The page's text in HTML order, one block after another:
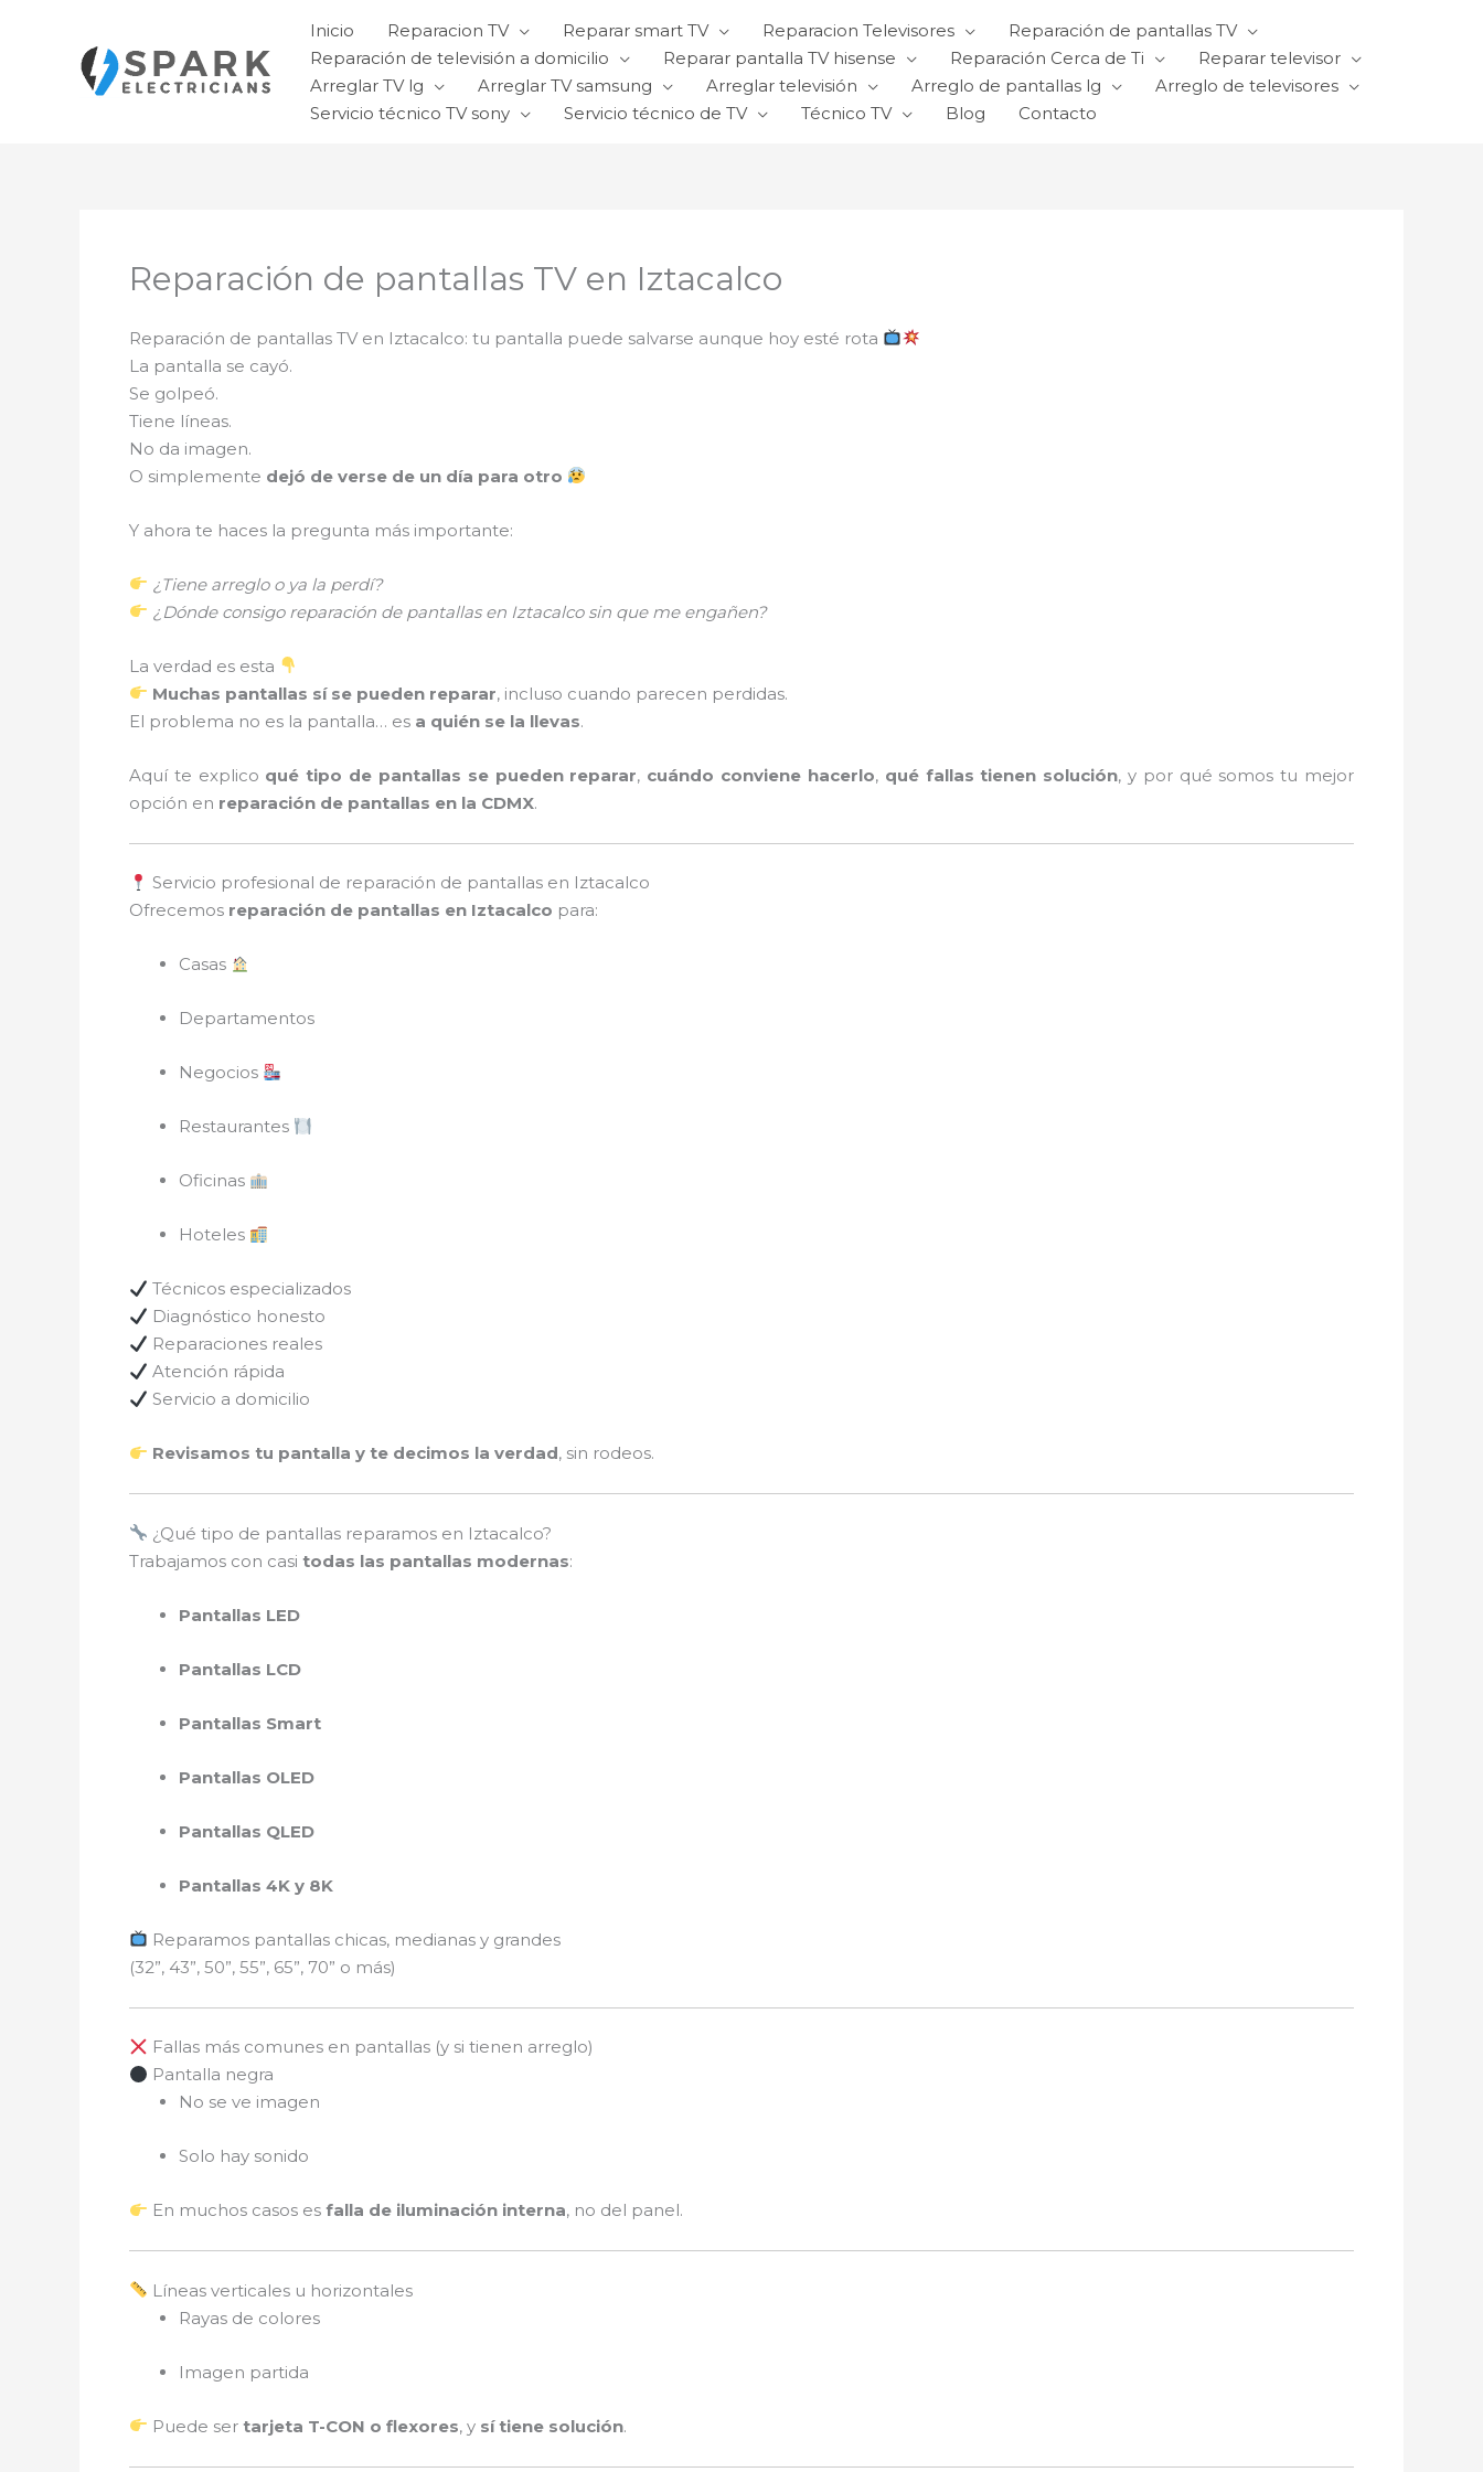
contenido
Inicio Reparacion TV Reparar smart TV Reparacion Televisores
Reparación de pantallas TV
Reparación de televisión a domicilio
Reparar pantalla TV hisense Reparación Cerca de Ti
Reparar televisor
Arreglar TV lg
Arreglar TV samsung Arreglar televisión Arreglo de pantallas lg
Arreglo de televisores
Servicio técnico TV sony
Servicio técnico de TV Técnico TV Blog Contacto
Reparación de pantallas TV en Iztacalco
Reparación de pantallas TV en Iztacalco: tu pantalla puede salvarse aunque hoy esté rota
La pantalla se cayó.
Se golpeó.
Tiene líneas.
No da imagen.
O simplemente dejó de verse de un día para otro
Y ahora te haces la pregunta más importante:
¿Tiene arreglo o ya la perdí?
¿Dónde consigo reparación de pantallas en Iztacalco sin que me engañen?
La verdad es esta
Muchas pantallas sí se pueden reparar, incluso cuando parecen perdidas.
El problema no es la pantalla… es a quién se la llevas.
Aquí te explico qué tipo de pantallas se pueden reparar, cuándo conviene hacerlo, qué fallas tienen solución, y por qué somos tu mejor
opción en reparación de pantallas en la CDMX.
Servicio profesional de reparación de pantallas en Iztacalco
Ofrecemos reparación de pantallas en Iztacalco para:
Casas
Departamentos
Negocios
Restaurantes
Oficinas
Hoteles
Técnicos especializados
Diagnóstico honesto
Reparaciones reales
Atención rápida
Servicio a domicilio
Revisamos tu pantalla y te decimos la verdad, sin rodeos.
¿Qué tipo de pantallas reparamos en Iztacalco?
Trabajamos con casi todas las pantallas modernas:
Pantallas LED
Pantallas LCD
Pantallas Smart
Pantallas OLED
Pantallas QLED
Pantallas 4K y 8K
Reparamos pantallas chicas, medianas y grandes
(32”, 43”, 50”, 55”, 65”, 70” o más)
Fallas más comunes en pantallas (y si tienen arreglo)
Pantalla negra
No se ve imagen
Solo hay sonido
En muchos casos esfalla de iluminación interna, no del panel.
Líneas verticales u horizontales
Rayas de colores
Imagen partida
Puede sertarjeta T-CON o flexores, y sí tiene solución.